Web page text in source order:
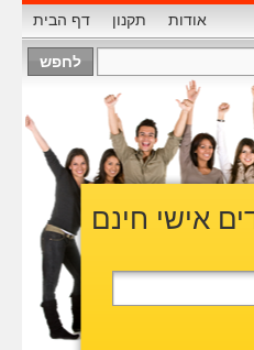
אודות תקנון דף הבית
אישי חינם